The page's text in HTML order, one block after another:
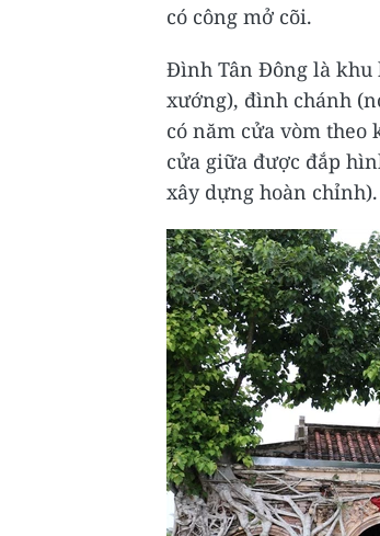
có công mở cõi.
Đình Tân Đông là khu
xướng), đình chánh
có năm cửa vòm theo
cửa giữa được đắp
xây dựng hoàn chỉnh).